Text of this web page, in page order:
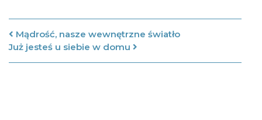
Nawigacja po artykułach
Mądrość, nasze wewnętrzne światło
Już jesteś u siebie w domu